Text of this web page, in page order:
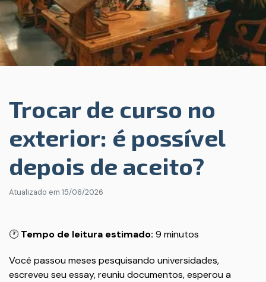
Trocar de curso no
exterior: é possível
depois de aceito?
Atualizado em 15/06/2026
🕐 Tempo de leitura estimado: 9 minutos
Você passou meses pesquisando universidades,
escreveu seu essay, reuniu documentos, esperou a